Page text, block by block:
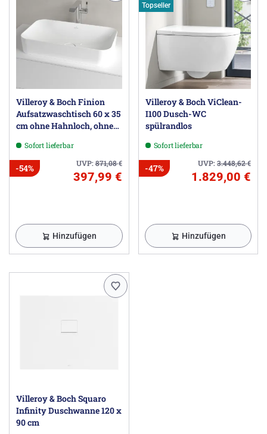
Villeroy & Boch Finion
Aufsatzwaschtisch 60 x 35
cm ohne Hahnloch, ohne
Sofort lieferbar
UVP:871,08€
-54%
397,99 €
Hinzufügen
Topseller
Villeroy & Boch ViClean-
I100 Dusch-WC
spülrandlos
Sofort lieferbar
UVP:3.448,62€
-47%
1.829,00 €
Hinzufügen
Villeroy & Boch Squaro
Infinity Duschwanne 120 x
90 cm